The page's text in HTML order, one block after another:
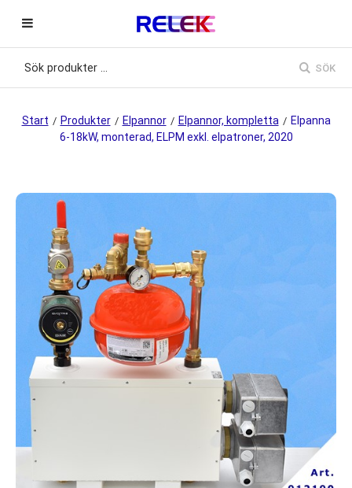
SÖK
Start / Produkter / Elpannor / Elpannor, kompletta / Elpanna
6-18kW, monterad, ELPM exkl. elpatroner, 2020